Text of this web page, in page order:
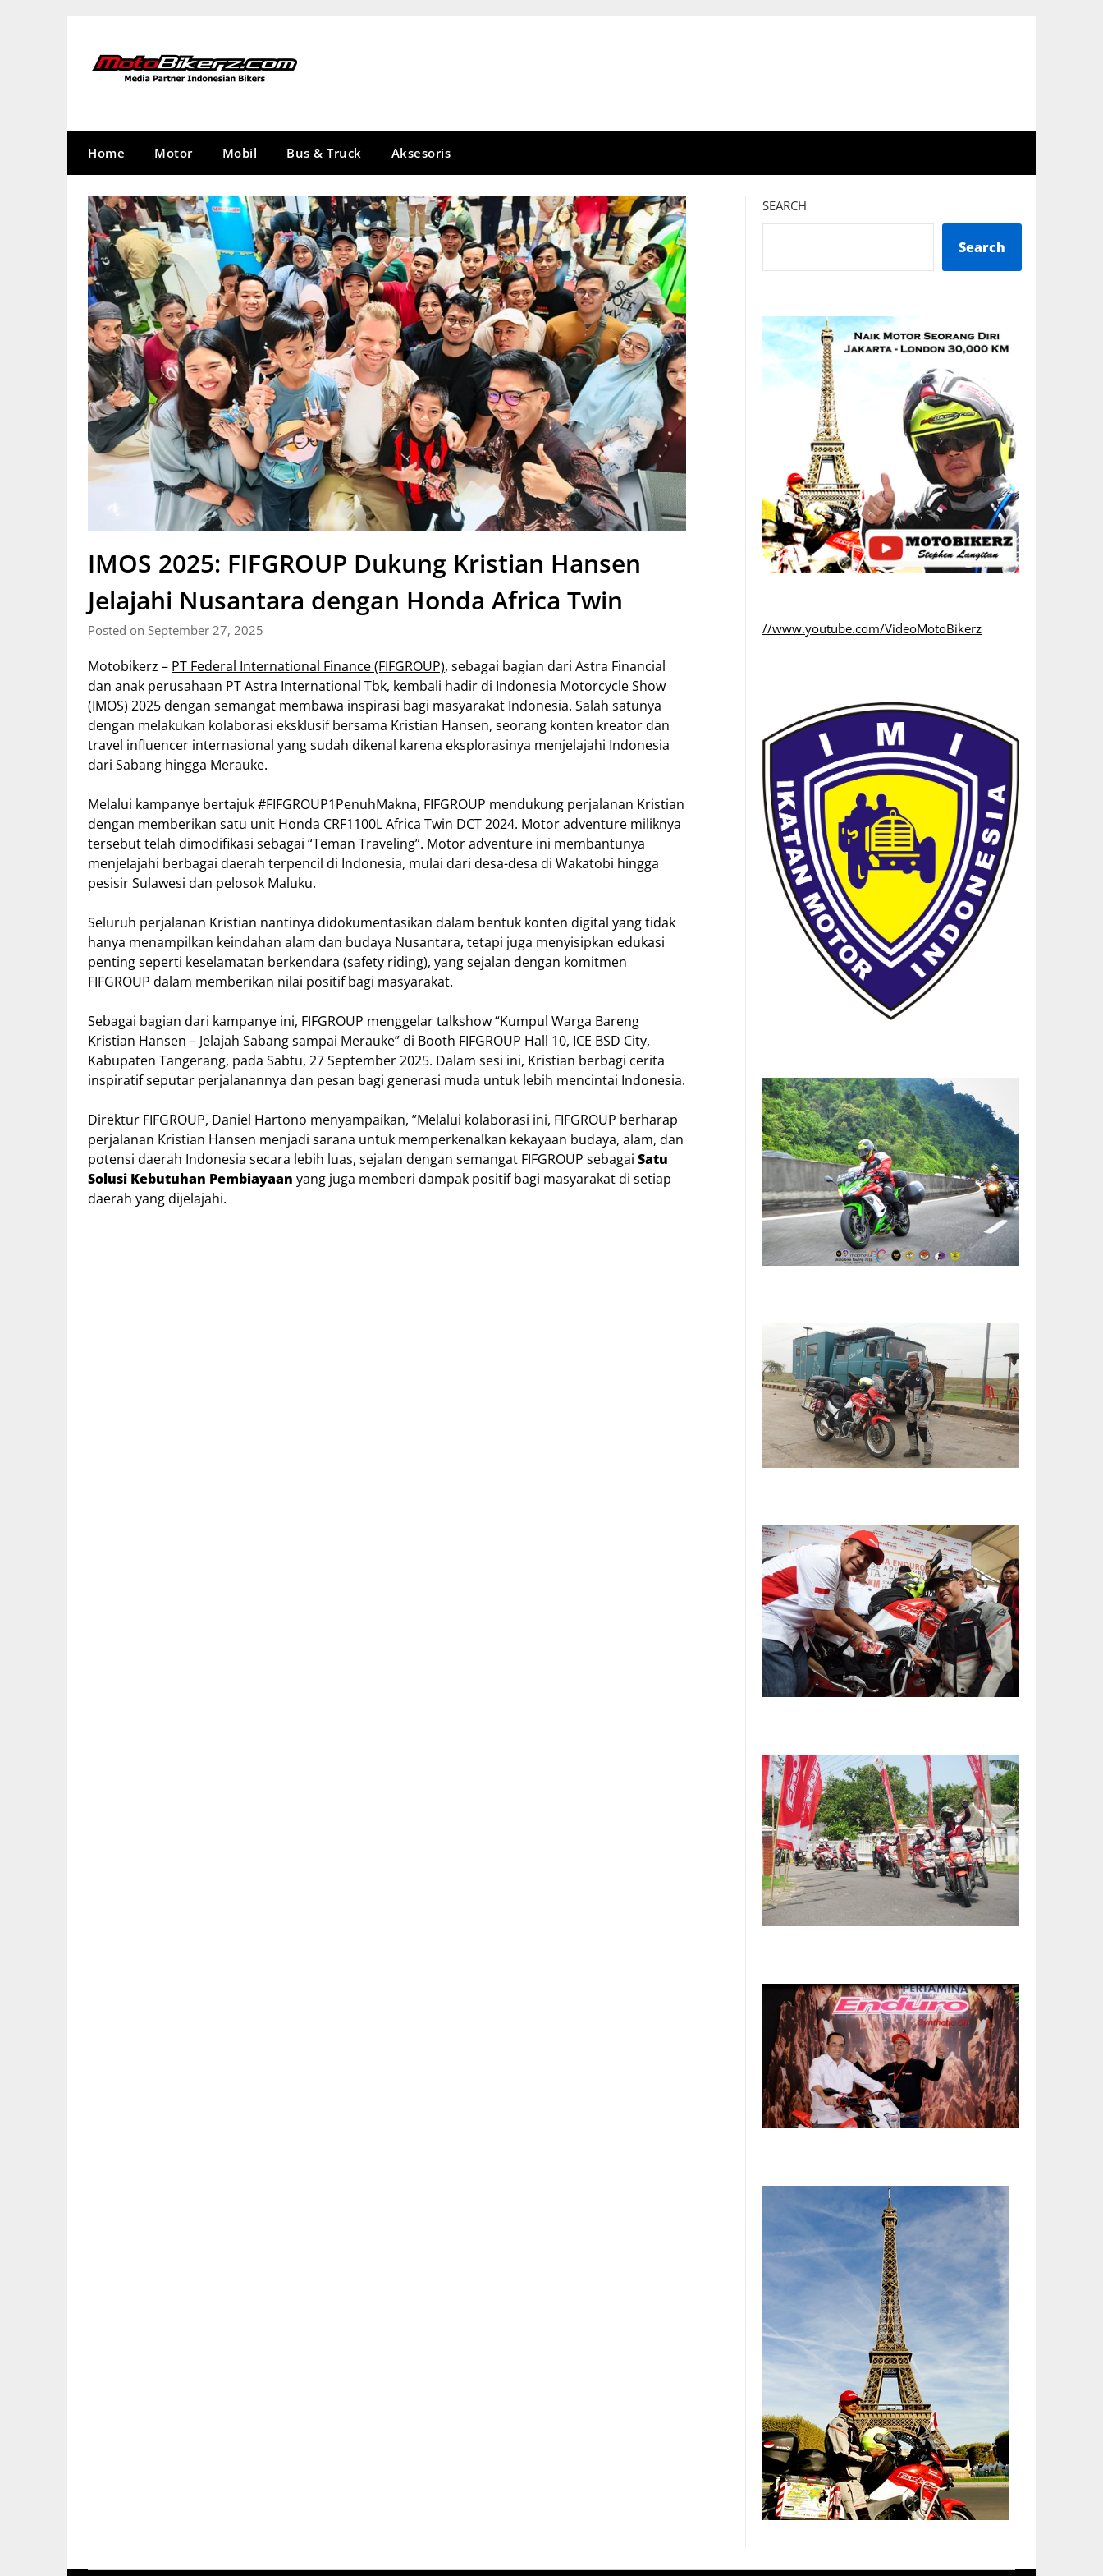
Home Motor Mobil Bus & Truck Aksesoris
IMOS 2025: FIFGROUP Dukung Kristian Hansen
Jelajahi Nusantara dengan Honda Africa Twin
Posted on September 27, 2025
Motobikerz – PT Federal International Finance (FIFGROUP), sebagai bagian dari Astra Financial
dan anak perusahaan PT Astra International Tbk, kembali hadir di Indonesia Motorcycle Show
(IMOS) 2025 dengan semangat membawa inspirasi bagi masyarakat Indonesia. Salah satunya
dengan melakukan kolaborasi eksklusif bersama Kristian Hansen, seorang konten kreator dan
travel influencer internasional yang sudah dikenal karena eksplorasinya menjelajahi Indonesia
dari Sabang hingga Merauke.
Melalui kampanye bertajuk #FIFGROUP1PenuhMakna, FIFGROUP mendukung perjalanan Kristian
dengan memberikan satu unit Honda CRF1100L Africa Twin DCT 2024. Motor adventure miliknya
tersebut telah dimodifikasi sebagai “Teman Traveling”. Motor adventure ini membantunya
menjelajahi berbagai daerah terpencil di Indonesia, mulai dari desa-desa di Wakatobi hingga
pesisir Sulawesi dan pelosok Maluku.
Seluruh perjalanan Kristian nantinya didokumentasikan dalam bentuk konten digital yang tidak
hanya menampilkan keindahan alam dan budaya Nusantara, tetapi juga menyisipkan edukasi
penting seperti keselamatan berkendara (safety riding), yang sejalan dengan komitmen
FIFGROUP dalam memberikan nilai positif bagi masyarakat.
Sebagai bagian dari kampanye ini, FIFGROUP menggelar talkshow “Kumpul Warga Bareng
Kristian Hansen – Jelajah Sabang sampai Merauke” di Booth FIFGROUP Hall 10, ICE BSD City,
Kabupaten Tangerang, pada Sabtu, 27 September 2025. Dalam sesi ini, Kristian berbagi cerita
inspiratif seputar perjalanannya dan pesan bagi generasi muda untuk lebih mencintai Indonesia.
Direktur FIFGROUP, Daniel Hartono menyampaikan, ”Melalui kolaborasi ini, FIFGROUP berharap
perjalanan Kristian Hansen menjadi sarana untuk memperkenalkan kekayaan budaya, alam, dan
potensi daerah Indonesia secara lebih luas, sejalan dengan semangat FIFGROUP sebagai Satu
Solusi Kebutuhan Pembiayaan yang juga memberi dampak positif bagi masyarakat di setiap
daerah yang dijelajahi.
SEARCH
Search
//www.youtube.com/VideoMotoBikerz